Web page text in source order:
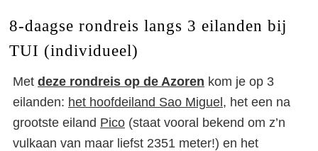
8-daagse rondreis langs 3 eilanden bij
TUI (individueel)
Met deze rondreis op de Azoren kom je op 3
eilanden: het hoofdeiland Sao Miguel , het een na
grootste eiland Pico (staat vooral bekend om z’n
vulkaan van maar liefst 2351 meter!) en het